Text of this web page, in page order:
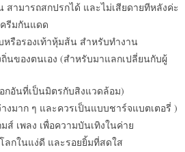
สามารถสกปรกได้ และไม่เสียดายทีหลังค่ะ
รีมกันแดด
หรือรองเท้าหุ้มส้น สำหรับทำงาน
นของตนเอง (สำหรับมาแลกเปลี่ยนกับผู้
กอันที่เป็นมิตรกับสิงแวดล้อม)
งมาก ๆ และควรเป็นแบบชาร์จแบตเตอรี่ )
ส์ เพลง เพื่อความบันเทิงในค่าย
ลกในแง่ดี และรอยยิ้มที่สดใส